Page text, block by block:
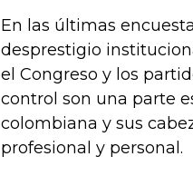
En las últimas
desprestigio
el Congreso y los
control son una parte
colombiana y sus
profesional y personal.